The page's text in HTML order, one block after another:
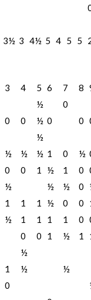
3½ 3 4½ 5 4 5 5
3 4 5 6 7 8
½
0
0 0 ½ 0 0
½
½ ½ ½ 1 0 ½
0 0 1 ½ 1 0
½ ½ ½ 0
1 1 1 ½ 0 0
½ 1 1 1 1 0
0 0 1 ½ 1
½
1 ½
½
0